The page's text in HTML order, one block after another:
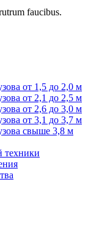
faucibus.
от 1,5 до 2,0 м
от 2,1 до 2,5 м
от 2,6 до 3,0 м
от 3,1 до 3,7 м
свыше 3,8 м
техники